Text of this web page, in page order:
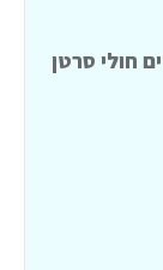
חולי סרטן